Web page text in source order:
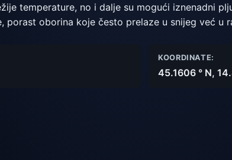
temperature, no i dalje su mogući iznenadni
porast oborina koje često prelaze u snijeg već u
KOORDINATE:
45.1606 ° N,